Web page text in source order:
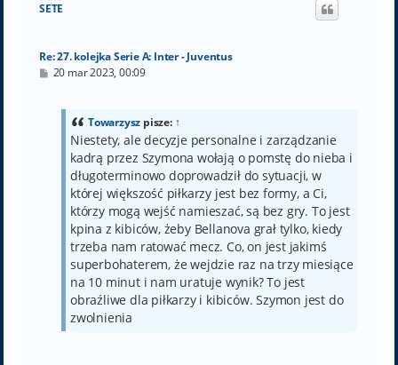
SETE
Re: 27. kolejka Serie A: Inter - Juventus
P20 mar 2023, 00:09
Towarzysz pisze: ↑
Niestety, ale decyzje personalne i zarządzanie
kadrą przez Szymona wołają o pomstę do nieba i
długoterminowo doprowadził do sytuacji, w
której większość piłkarzy jest bez formy, a Ci,
którzy mogą wejść namieszać, są bez gry. To jest
kpina z kibiców, żeby Bellanova grał tylko, kiedy
trzeba nam ratować mecz. Co, on jest jakimś
superbohaterem, że wejdzie raz na trzy miesiące
na 10 minut i nam uratuje wynik? To jest
obraźliwe dla piłkarzy i kibiców. Szymon jest do
zwolnienia